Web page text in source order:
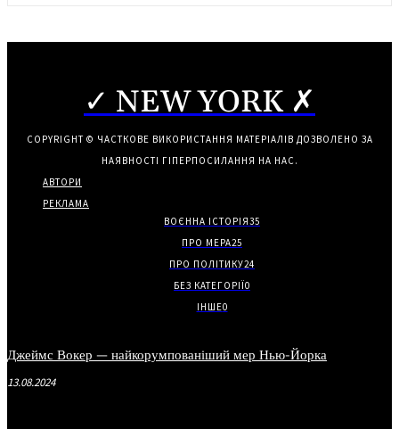
✓ NEW YORK ✗
COPYRIGHT © ЧАСТКОВЕ ВИКОРИСТАННЯ МАТЕРІАЛІВ ДОЗВОЛЕНО ЗА
НАЯВНОСТІ ГІПЕРПОСИЛАННЯ НА НАС.
АВТОРИ
РЕКЛАМА
ВОЄННА ІСТОРІЯ35
ПРО МЕРА25
ПРО ПОЛІТИКУ24
БЕЗ КАТЕГОРІЇ0
ІНШЕ0
Джеймс Вокер — найкорумпованіший мер Нью-Йорка
13.08.2024